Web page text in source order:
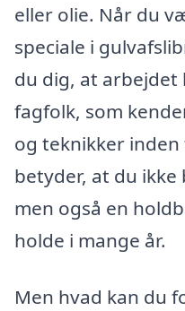
eller olie. Når du
speciale i
du dig, at
fagfolk, som
og teknikker
betyder, at du
men også en
holde i mange år.
Men hvad kan du